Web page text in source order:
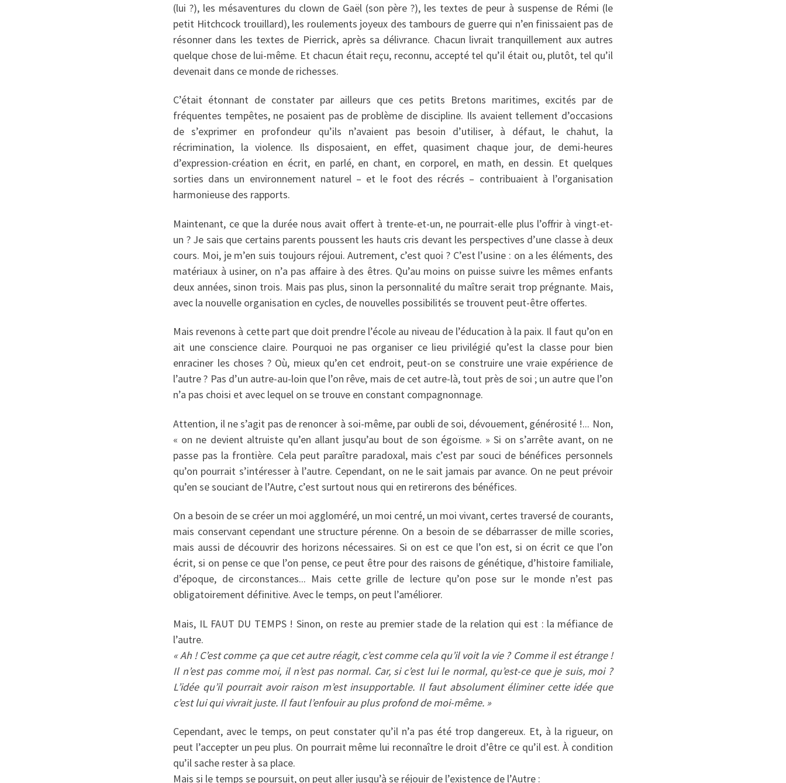
(lui ?), les mésaventures du clown de Gaël (son père ?), les textes de peur à suspense de Rémi (le
petit Hitchcock trouillard), les roulements joyeux des tambours de guerre qui n’en finissaient pas de
résonner dans les textes de Pierrick, après sa délivrance. Chacun livrait tranquillement aux autres
quelque chose de lui-même. Et chacun était reçu, reconnu, accepté tel qu’il était ou, plutôt, tel qu’il
devenait dans ce monde de richesses.
C’était étonnant de constater par ailleurs que ces petits Bretons maritimes, excités par de
fréquentes tempêtes, ne posaient pas de problème de discipline. Ils avaient tellement d’occasions
de s’exprimer en profondeur qu’ils n’avaient pas besoin d’utiliser, à défaut, le chahut, la
récrimination, la violence. Ils disposaient, en effet, quasiment chaque jour, de demi-heures
d’expression-création en écrit, en parlé, en chant, en corporel, en math, en dessin. Et quelques
sorties dans un environnement naturel – et le foot des récrés – contribuaient à l’organisation
harmonieuse des rapports.
Maintenant, ce que la durée nous avait offert à trente-et-un, ne pourrait-elle plus l’offrir à vingt-et-
un ? Je sais que certains parents poussent les hauts cris devant les perspectives d’une classe à deux
cours. Moi, je m’en suis toujours réjoui. Autrement, c’est quoi ? C’est l’usine : on a les éléments, des
matériaux à usiner, on n’a pas affaire à des êtres. Qu’au moins on puisse suivre les mêmes enfants
deux années, sinon trois. Mais pas plus, sinon la personnalité du maître serait trop prégnante. Mais,
avec la nouvelle organisation en cycles, de nouvelles possibilités se trouvent peut-être offertes.
Mais revenons à cette part que doit prendre l’école au niveau de l’éducation à la paix. Il faut qu’on en
ait une conscience claire. Pourquoi ne pas organiser ce lieu privilégié qu’est la classe pour bien
enraciner les choses ? Où, mieux qu’en cet endroit, peut-on se construire une vraie expérience de
l’autre ? Pas d’un autre-au-loin que l’on rêve, mais de cet autre-là, tout près de soi ; un autre que l’on
n’a pas choisi et avec lequel on se trouve en constant compagnonnage.
Attention, il ne s’agit pas de renoncer à soi-même, par oubli de soi, dévouement, générosité !... Non,
« on ne devient altruiste qu’en allant jusqu’au bout de son égoïsme. » Si on s’arrête avant, on ne
passe pas la frontière. Cela peut paraître paradoxal, mais c’est par souci de bénéfices personnels
qu’on pourrait s’intéresser à l’autre. Cependant, on ne le sait jamais par avance. On ne peut prévoir
qu’en se souciant de l’Autre, c’est surtout nous qui en retirerons des bénéfices.
On a besoin de se créer un moi aggloméré, un moi centré, un moi vivant, certes traversé de courants,
mais conservant cependant une structure pérenne. On a besoin de se débarrasser de mille scories,
mais aussi de découvrir des horizons nécessaires. Si on est ce que l’on est, si on écrit ce que l’on
écrit, si on pense ce que l’on pense, ce peut être pour des raisons de génétique, d’histoire familiale,
d’époque, de circonstances... Mais cette grille de lecture qu’on pose sur le monde n’est pas
obligatoirement définitive. Avec le temps, on peut l’améliorer.
Mais, IL FAUT DU TEMPS ! Sinon, on reste au premier stade de la relation qui est : la méfiance de
l’autre.
« Ah ! C’est comme ça que cet autre réagit, c’est comme cela qu’il voit la vie ? Comme il est étrange !
Il n’est pas comme moi, il n’est pas normal. Car, si c’est lui le normal, qu’est-ce que je suis, moi ?
L’idée qu’il pourrait avoir raison m’est insupportable. Il faut absolument éliminer cette idée que
c’est lui qui vivrait juste. Il faut l’enfouir au plus profond de moi-même. »
Cependant, avec le temps, on peut constater qu’il n’a pas été trop dangereux. Et, à la rigueur, on
peut l’accepter un peu plus. On pourrait même lui reconnaître le droit d’être ce qu’il est. À condition
qu’il sache rester à sa place.
Mais si le temps se poursuit, on peut aller jusqu’à se réjouir de l’existence de l’Autre :